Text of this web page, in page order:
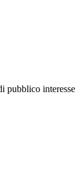
pubblico interesse